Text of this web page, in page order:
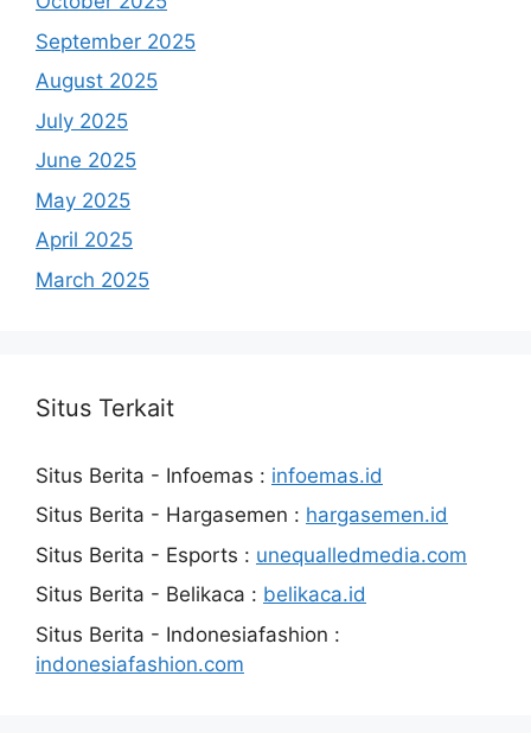
September 2025
August 2025
July 2025
June 2025
May 2025
April 2025
March 2025
Situs Terkait
Situs Berita - Infoemas : infoemas.id
Situs Berita - Hargasemen : hargasemen.id
Situs Berita - Esports : unequalledmedia.com
Situs Berita - Belikaca : belikaca.id
Situs Berita - Indonesiafashion :
indonesiafashion.com